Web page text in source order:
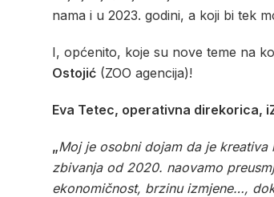
nama i u 2023. godini, a koji bi tek
I, općenito, koje su nove teme na
Ostojić (ZOO agencija)!
Eva Tetec, operativna direkorica,
„Moj je osobni dojam da je
zbivanja od 2020. naovamo
ekonomičnost, brzinu izmjene…,